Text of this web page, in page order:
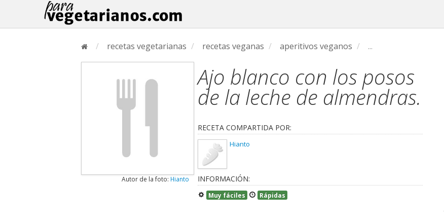
/ recetas vegetarianas / recetas veganas / aperitivos veganos / ...
Autor de la foto: Hianto
Ajo blanco con los posos
de la leche de almendras.
RECETA COMPARTIDA POR:
Hianto
INFORMACIÓN:
Muy fáciles Rápidas